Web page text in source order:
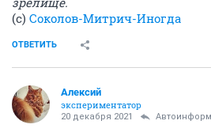
(с) Соколов-Митрич-Иногда
ОТВЕТИТЬ
Алексий
экспериментатор
20 декабря 2021